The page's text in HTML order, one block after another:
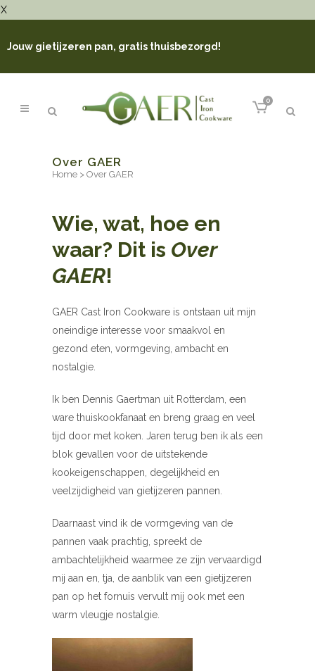
X
Jouw gietijzeren pan, gratis thuisbezorgd!
0
Over GAER
Home > Over GAER
Wie, wat, hoe en
waar? Dit is Over
GAER!
GAER Cast Iron Cookware is ontstaan uit mijn
oneindige interesse voor smaakvol en
gezond eten, vormgeving, ambacht en
nostalgie.
Ik ben Dennis Gaertman uit Rotterdam, een
ware thuiskookfanaat en breng graag en veel
tijd door met koken. Jaren terug ben ik als een
blok gevallen voor de uitstekende
kookeigenschappen, degelijkheid en
veelzijdigheid van gietijzeren pannen.
Daarnaast vind ik de vormgeving van de
pannen vaak prachtig, spreekt de
ambachtelijkheid waarmee ze zijn vervaardigd
mij aan en, tja, de aanblik van een gietijzeren
pan op het fornuis vervult mij ook met een
warm vleugje nostalgie.